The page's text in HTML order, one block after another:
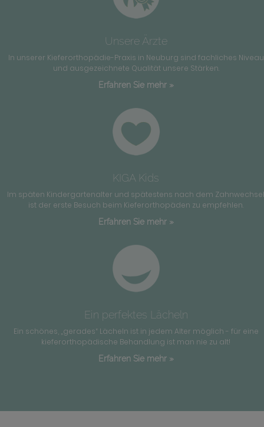
Unsere Ärzte
In unserer Kieferorthopädie-Praxis in Neuburg sind fachliches Niveau
und ausgezeichnete Qualität unsere Stärken.
Erfahren Sie mehr »
KIGA Kids
Im späten Kindergartenalter und spätestens nach dem
ist der erste Besuch beim Kieferorthopäden zu empfehlen.
Erfahren Sie mehr »
Ein perfektes Lächeln
Ein schönes, „gerades“ Lächeln ist in jedem Alter möglich - für eine
kieferorthopädische Behandlung ist man nie zu alt!
Erfahren Sie mehr »